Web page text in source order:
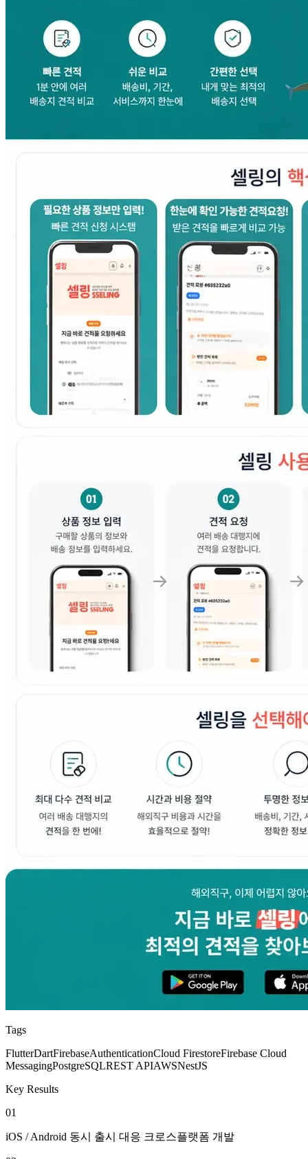
Tags
FlutterDartFirebaseAuthenticationCloud FirestoreFirebase Cloud
MessagingPostgreSQLREST APIAWSNestJS
Key Results
01
iOS / Android 동시 출시 대응 크로스플랫폼 개발